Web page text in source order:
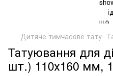
Дитяче тимчасове тату
Татуювання для
шт.) 110х160 мм,